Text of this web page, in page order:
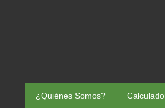
¿Quiénes Somos?